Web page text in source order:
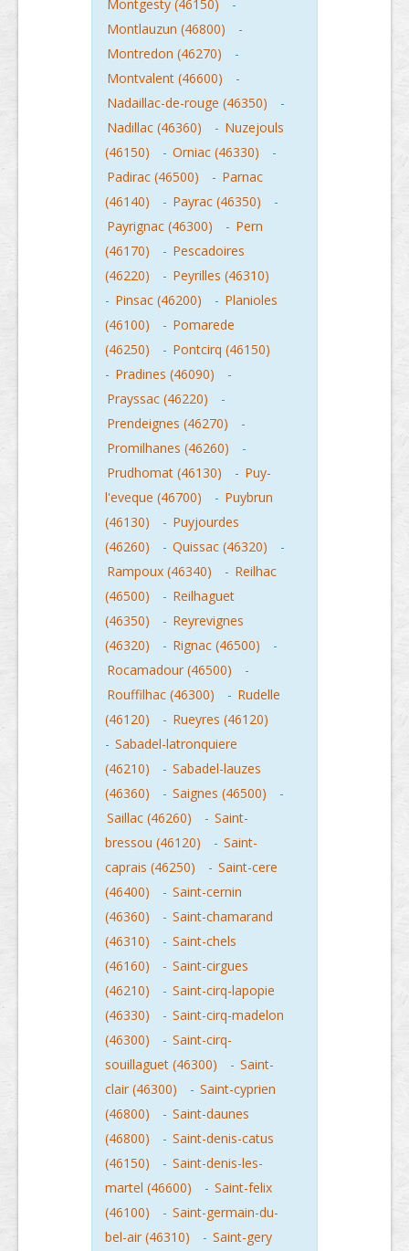
Montgesty (46150)
-
Montlauzun (46800)
-
Montredon (46270)
-
Montvalent (46600)
-
Nadaillac-de-rouge (46350)
-
Nadillac (46360)
- Nuzejouls
(46150)
- Orniac (46330)
-
Padirac (46500)
- Parnac
(46140)
- Payrac (46350)
-
Payrignac (46300)
- Pern
(46170)
- Pescadoires
(46220)
- Peyrilles (46310)
- Pinsac (46200) - Planioles
(46100)
- Pomarede
(46250)
- Pontcirq (46150)
- Pradines (46090)
-
Prayssac (46220)
-
Prendeignes (46270)
-
Promilhanes (46260)
-
Prudhomat (46130)
- Puy-
l'eveque (46700)
- Puybrun
(46130)
- Puyjourdes
(46260)
- Quissac (46320)
-
Rampoux (46340)
- Reilhac
(46500)
- Reilhaguet
(46350)
- Reyrevignes
(46320)
- Rignac (46500)
-
Rocamadour (46500)
-
Rouffilhac (46300)
- Rudelle
(46120)
- Rueyres (46120)
- Sabadel-latronquiere
(46210)
- Sabadel-lauzes
(46360)
- Saignes (46500)
-
Saillac (46260)
- Saint-
bressou (46120)
- Saint-
caprais (46250)
- Saint-cere
(46400)
- Saint-cernin
(46360)
- Saint-chamarand
(46310)
- Saint-chels
(46160)
- Saint-cirgues
(46210)
- Saint-cirq-lapopie
(46330)
- Saint-cirq-madelon
(46300)
- Saint-cirq-
souillaguet (46300)
- Saint-
clair (46300)
- Saint-cyprien
(46800)
- Saint-daunes
(46800)
- Saint-denis-catus
(46150)
- Saint-denis-les-
martel (46600)
- Saint-felix
(46100)
- Saint-germain-du-
bel-air (46310)
- Saint-gery